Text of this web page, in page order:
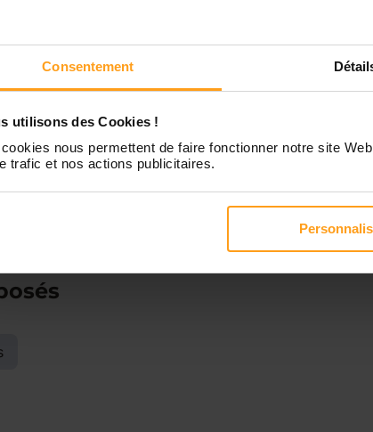
Consentement
utilisons des Cookies !
nous permettent de faire fonctionner notre site
trafic et nos actions publicitaires.